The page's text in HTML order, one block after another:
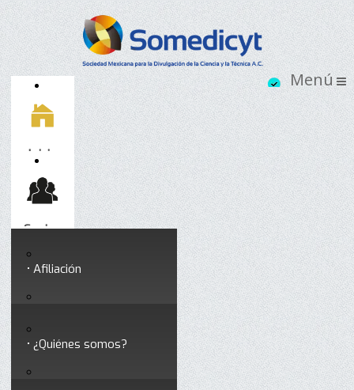
Inicio
Socios
Afiliación
Testimonios
Somedicyt
¿Quiénes somos?
Servicios